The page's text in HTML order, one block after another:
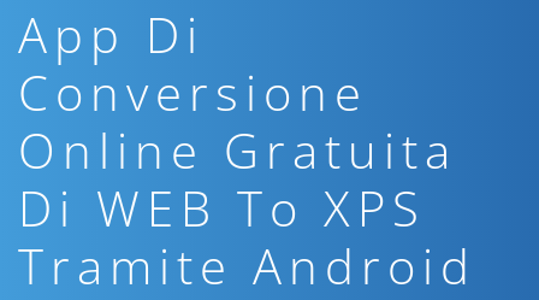
App Di
Conversione
Online Gratuita
Di WEB To XPS
Tramite Android